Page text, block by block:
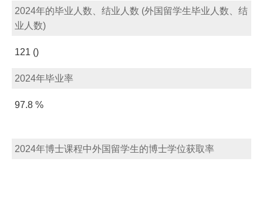
2024年的毕业人数、结业人数 (外国留学生毕业人数、结
业人数)
121 ()
2024年毕业率
97.8 %
2024年博士课程中外国留学生的博士学位获取率